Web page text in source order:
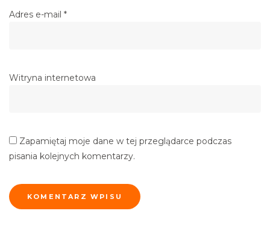
Adres e-mail *
Witryna internetowa
Zapamiętaj moje dane w tej przeglądarce podczas
pisania kolejnych komentarzy.